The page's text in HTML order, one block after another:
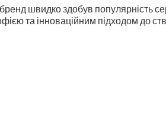
швидко здобув популярність
та інноваційним підходом до